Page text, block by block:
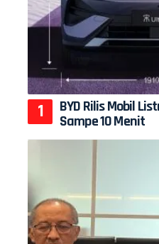
BYD Rilis Mobil
Sampe 10 Menit